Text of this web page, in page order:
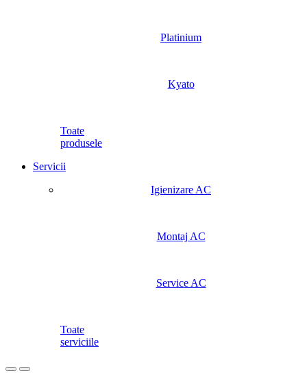
Platinium
Kyato
Toate
produsele
Servicii
Igienizare AC
Montaj AC
Service AC
Toate
serviciile